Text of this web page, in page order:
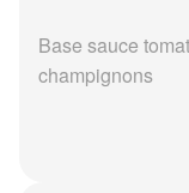
Base sauce
champignons